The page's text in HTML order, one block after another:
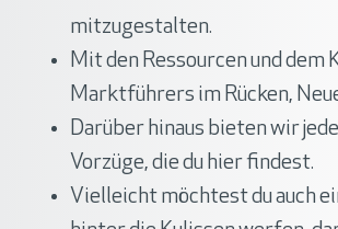
mitzugestalten.
Mit den Ressourcen und dem
Marktführers im Rücken,
Darüber hinaus bieten wir
Vorzüge, die du hier findest.
Vielleicht möchtest du auch